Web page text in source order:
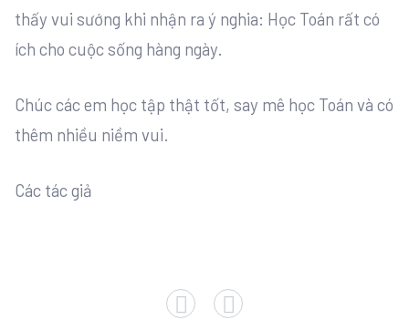
thấy vui sướng khi nhận ra ý nghia: Học Toán rất có
ích cho cuộc sống hàng ngày.
Chúc các em học tập thật tốt, say mê học Toán và có
thêm nhiều niềm vui.
Các tác giả